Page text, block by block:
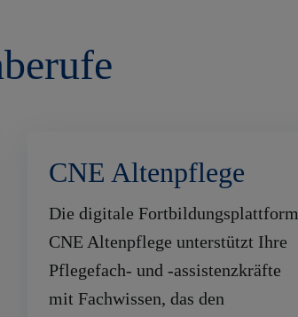
CNE Altenpflege
Die digitale Fortbildungsplattform
CNE Altenpflege unterstützt Ihre
Pflegefach- und -assistenzkräfte
mit Fachwissen, das den